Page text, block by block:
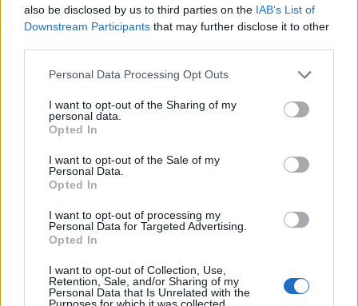
also be disclosed by us to third parties on the IAB’s List of
Downstream Participants that may further disclose it to other
Please note that this website/app uses one or more Google
not limited to your visit or usage behaviour. You may click to
grant or deny consent to Google and its third-party tags to
use your data for below specified purposes in below Google
consent section.
Personal Data Processing Opt Outs
I want to opt-out of the Sharing of my
personal data.
Opted In
I want to opt-out of the Sale of my
Personal Data.
Opted In
I want to opt-out of processing my
Personal Data for Targeted Advertising.
Opted In
I want to opt-out of Collection, Use,
Retention, Sale, and/or Sharing of my
Personal Data that Is Unrelated with the
Purposes for which it was collected.